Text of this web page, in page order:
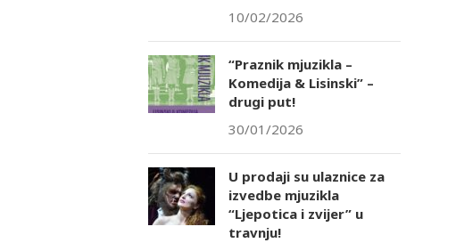
10/02/2026
“Praznik mjuzikla –
Komedija & Lisinski” –
drugi put!
30/01/2026
U prodaji su ulaznice za
izvedbe mjuzikla
“Ljepotica i zvijer” u
travnju!